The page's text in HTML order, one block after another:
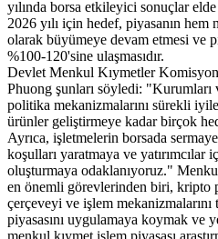
yılında borsa etkileyici sonuçlar
2026 yılı için hedef, piyasanın
olarak büyümeye devam etmesi ve
%100-120'sine ulaşmasıdır.
Devlet Menkul Kıymetler
Phuong şunları söyledi: "Kurumları
politika mekanizmalarını sürekli
ürünler geliştirmeye kadar birçok
Ayrıca, işletmelerin borsada
koşulları yaratmaya ve
oluşturmaya odaklanıyoruz."
en önemli görevlerinden biri, kripto
çerçeveyi ve işlem
piyasasını uygulamaya koymak
menkul kıymet işlem piyasası